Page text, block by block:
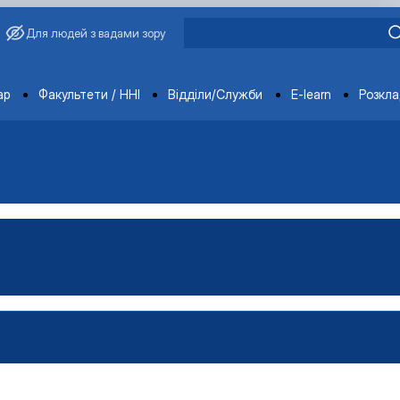
Для людей з вадами зору
Факультети / ННІ Відділи/Служби E-learn